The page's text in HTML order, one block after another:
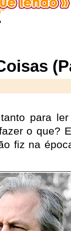
para
o que?
fiz na